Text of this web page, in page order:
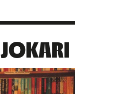
JOKARI